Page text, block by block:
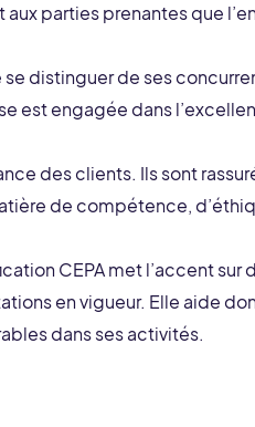
parties prenantes que
distinguer de ses
est engagée dans
des clients. Ils sont
de compétence,
CEPA met l’accent sur
en vigueur. Elle aide
dans ses activités.